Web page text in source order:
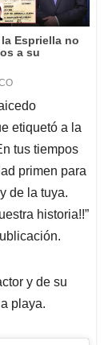
etiquetó a la
tus tiempos
primen para
de la tuya.
historia!!”
y de su
playa.